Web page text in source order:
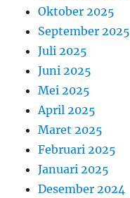
Oktober 2025
September 2025
Juli 2025
Juni 2025
Mei 2025
April 2025
Maret 2025
Februari 2025
Januari 2025
Desember 2024